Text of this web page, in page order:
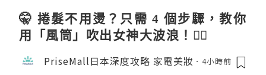
🤫 捲髮不用燙？只需 4 個步驟，教你
用「風筒」吹出女神大波浪！💇‍♀️
PriseMall日本深度攻略 家電美妝 4小時前